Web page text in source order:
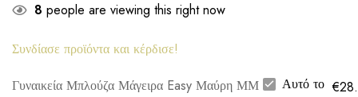
8 people are viewing this right now
Συνδίασε προϊόντα και κέρδισε!
Γυναικεία Μπλούζα Μάγειρα Easy Μαύρη ΜΜ
Αυτό το €